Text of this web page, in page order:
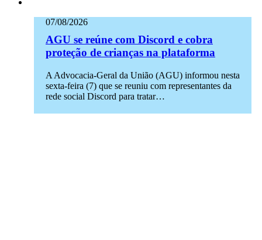
07/08/2026
AGU se reúne com Discord e cobra
proteção de crianças na plataforma
A Advocacia-Geral da União (AGU) informou nesta
sexta-feira (7) que se reuniu com representantes da
rede social Discord para tratar…